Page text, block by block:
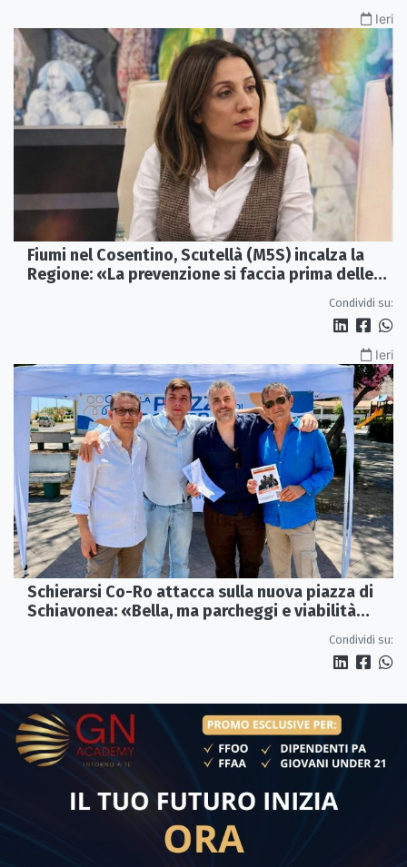
Ieri
Fiumi nel Cosentino, Scutellà (M5S) incalza la
Regione: «La prevenzione si faccia prima delle
Condividi su:
Ieri
Schierarsi Co-Ro attacca sulla nuova piazza di
Schiavonea: «Bella, ma parcheggi e viabilità
Condividi su: